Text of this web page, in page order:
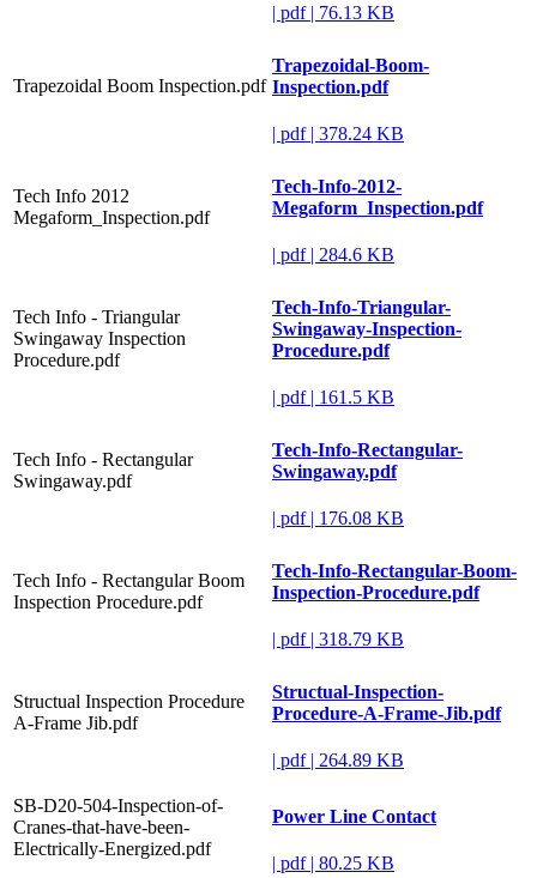
| pdf | 76.13 KB
Trapezoidal Boom Inspection.pdf
Trapezoidal-Boom-
Inspection.pdf
| pdf | 378.24 KB
Tech Info 2012
Megaform_Inspection.pdf
Tech-Info-2012-
Megaform_Inspection.pdf
| pdf | 284.6 KB
Tech Info - Triangular
Swingaway Inspection
Procedure.pdf
Tech-Info-Triangular-
Swingaway-Inspection-
Procedure.pdf
| pdf | 161.5 KB
Tech Info - Rectangular
Swingaway.pdf
Tech-Info-Rectangular-
Swingaway.pdf
| pdf | 176.08 KB
Tech Info - Rectangular Boom
Inspection Procedure.pdf
Tech-Info-Rectangular-Boom-
Inspection-Procedure.pdf
| pdf | 318.79 KB
Structual Inspection Procedure
A-Frame Jib.pdf
Structual-Inspection-
Procedure-A-Frame-Jib.pdf
| pdf | 264.89 KB
SB-D20-504-Inspection-of-
Cranes-that-have-been-
Electrically-Energized.pdf
Power Line Contact
| pdf | 80.25 KB